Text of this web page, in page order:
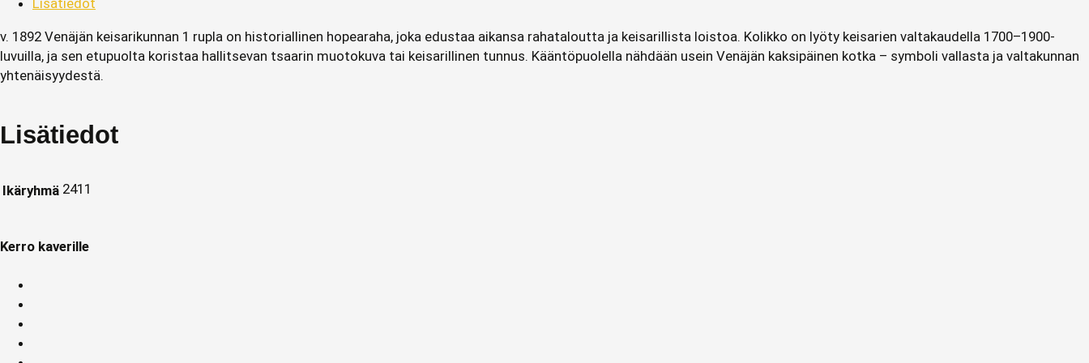
v. 1892 Venäjän keisarikunnan 1 rupla on historiallinen hopearaha, joka edustaa aikansa rahataloutta ja keisarillista loistoa. Kolikko on lyöty keisarien valtakaudella 1700–1900-
luvuilla, ja sen etupuolta koristaa hallitsevan tsaarin muotokuva tai keisarillinen tunnus. Kääntöpuolella nähdään usein Venäjän kaksipäinen kotka – symboli vallasta ja valtakunnan
yhtenäisyydestä.
Lisätiedot
Ikäryhmä 2411
Kerro kaverille